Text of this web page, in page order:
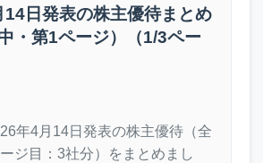
日発表の株主優待まとめ
・第1ページ）（1/3ペー
年4月14日発表の株主優待（全
ジ目：3社分）をまとめまし